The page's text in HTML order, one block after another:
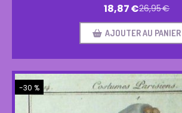
18,87€26,95€
AJOUTER AU PANIER
-30 %